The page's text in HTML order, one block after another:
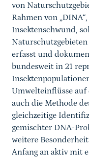
von
Rahmen von
Insektenschwund,
erfasst und
bundesweit in 21
Umwelteinflüsse
auch die Methode
gleichzeitige
gemischter DNA-
weitere
Anfang an aktiv mit